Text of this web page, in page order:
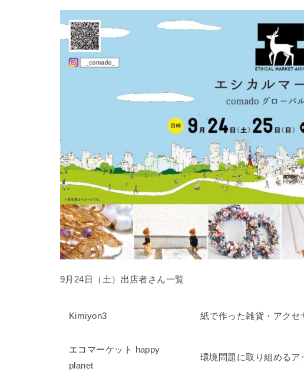
9月24日（土）出店者さん一覧
Kimiyon3 紙で作った雑貨・アクセ
エコマーケット happy
planet
環境問題に取り組めるア